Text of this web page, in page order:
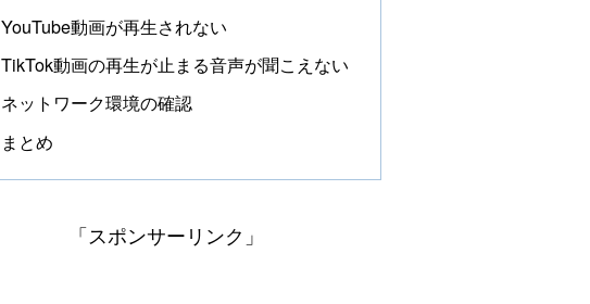
YouTube動画が再生されない
TikTok動画の再生が止まる音声が聞こえない
ネットワーク環境の確認
まとめ
「スポンサーリンク」